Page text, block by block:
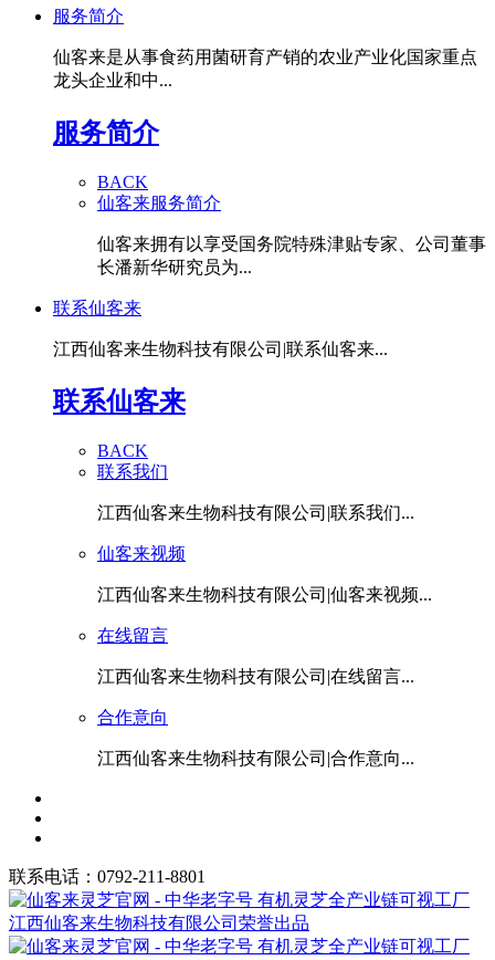
服务简介
仙客来是从事食药用菌研育产销的农业产业化国家重点
龙头企业和中...
服务简介
BACK
仙客来服务简介
仙客来拥有以享受国务院特殊津贴专家、公司董事
长潘新华研究员为...
联系仙客来
江西仙客来生物科技有限公司|联系仙客来...
联系仙客来
BACK
联系我们
江西仙客来生物科技有限公司|联系我们...
仙客来视频
江西仙客来生物科技有限公司|仙客来视频...
在线留言
江西仙客来生物科技有限公司|在线留言...
合作意向
江西仙客来生物科技有限公司|合作意向...
联系电话：0792-211-8801